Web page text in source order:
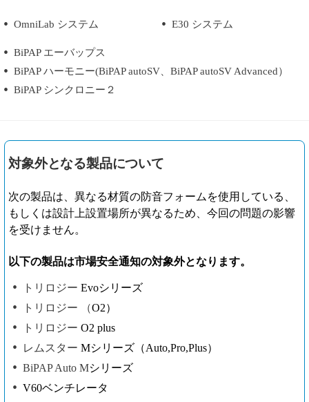
OmniLab システム E30 システム
BiPAP エーバップス
BiPAP ハーモニー(BiPAP autoSV、BiPAP autoSV Advanced）
BiPAP シンクロニー２
対象外となる製品について
次の製品は、異なる材質の防音フォームを使用している、
もしくは設計上設置場所が異なるため、今回の問題の影響
を受けません。
以下の製品は市場安全通知の対象外となります。
トリロジーEvoシリーズ
トリロジー （O2）
トリロジーO2 plus
レムスターMシリーズ（Auto,Pro,Plus）
BiPAP Auto Mシリーズ
V60ベンチレータ